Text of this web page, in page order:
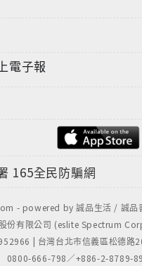
電子報
165全民防騙網
- powered by 誠品生活 / 誠品
份有限公司 (eslite Spectrum
| 台灣台北市信義區松德路
0800-666-798／+886-2-8789-